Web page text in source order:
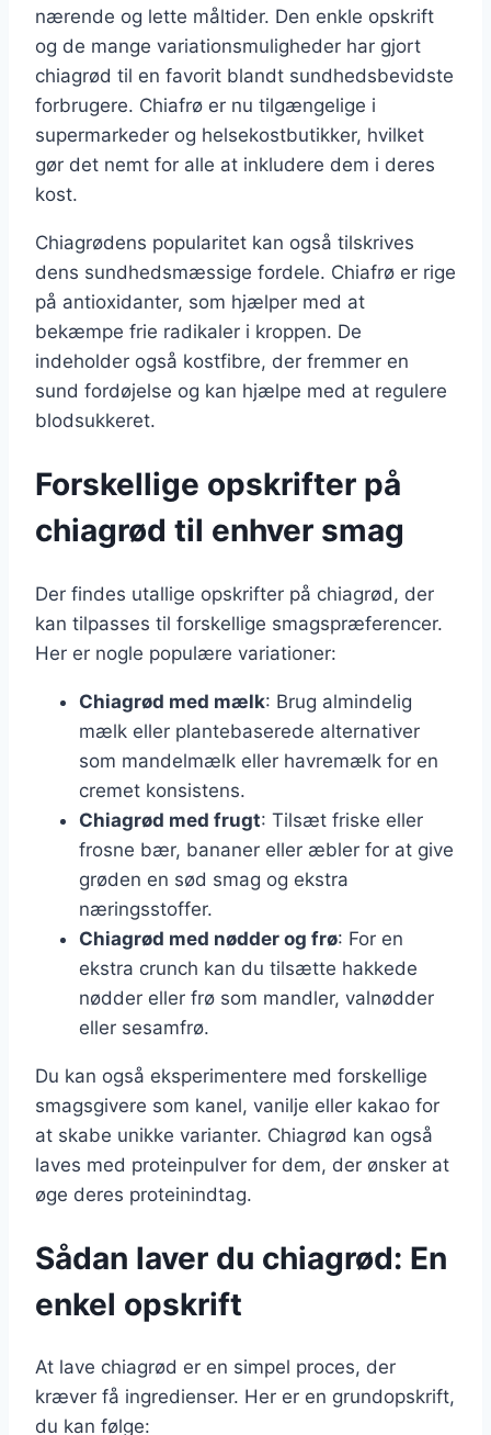
nærende og lette måltider. Den enkle opskrift
og de mange variationsmuligheder har gjort
chiagrød til en favorit blandt sundhedsbevidste
forbrugere. Chiafrø er nu tilgængelige i
supermarkeder og helsekostbutikker, hvilket
gør det nemt for alle at inkludere dem i deres
kost.
Chiagrødens popularitet kan også tilskrives
dens sundhedsmæssige fordele. Chiafrø er rige
på antioxidanter, som hjælper med at
bekæmpe frie radikaler i kroppen. De
indeholder også kostfibre, der fremmer en
sund fordøjelse og kan hjælpe med at regulere
blodsukkeret.
Forskellige opskrifter på
chiagrød til enhver smag
Der findes utallige opskrifter på chiagrød, der
kan tilpasses til forskellige smagspræferencer.
Her er nogle populære variationer:
Chiagrød med mælk: Brug almindelig
mælk eller plantebaserede alternativer
som mandelmælk eller havremælk for en
cremet konsistens.
Chiagrød med frugt: Tilsæt friske eller
frosne bær, bananer eller æbler for at give
grøden en sød smag og ekstra
næringsstoffer.
Chiagrød med nødder og frø: For en
ekstra crunch kan du tilsætte hakkede
nødder eller frø som mandler, valnødder
eller sesamfrø.
Du kan også eksperimentere med forskellige
smagsgivere som kanel, vanilje eller kakao for
at skabe unikke varianter. Chiagrød kan også
laves med proteinpulver for dem, der ønsker at
øge deres proteinindtag.
Sådan laver du chiagrød: En
enkel opskrift
At lave chiagrød er en simpel proces, der
kræver få ingredienser. Her er en grundopskrift,
du kan følge: